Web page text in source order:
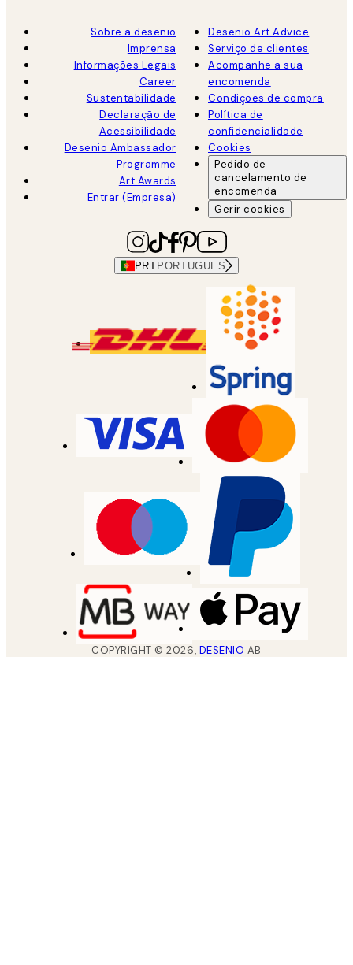
Sobre a desenio
Imprensa
Informações Legais
Career
Sustentabilidade
Declaração de
Acessibilidade
Desenio Ambassador
Programme
Art Awards
Entrar (Empresa)
Desenio Art Advice
Serviço de clientes
Acompanhe a sua
encomenda
Condições de compra
Política de
confidencialidade
Cookies
Pedido de
cancelamento de
encomenda
Gerir cookies
PRT PORTUGUES
COPYRIGHT ©2026, DESENIO AB